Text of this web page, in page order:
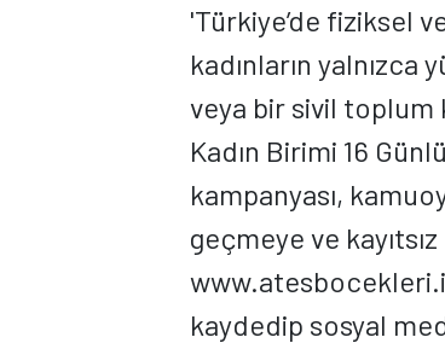
'Türkiye’de fiziksel
kadınların yalnızca
veya bir sivil
Kadın Birimi 16
kampanyası,
geçmeye ve
kaydedip sosyal